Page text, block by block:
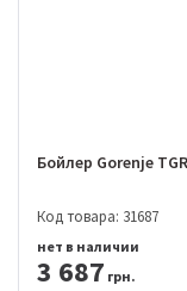
Бойлер Gorenje
Код товара: 31687
3 687 грн.
нет в наличии